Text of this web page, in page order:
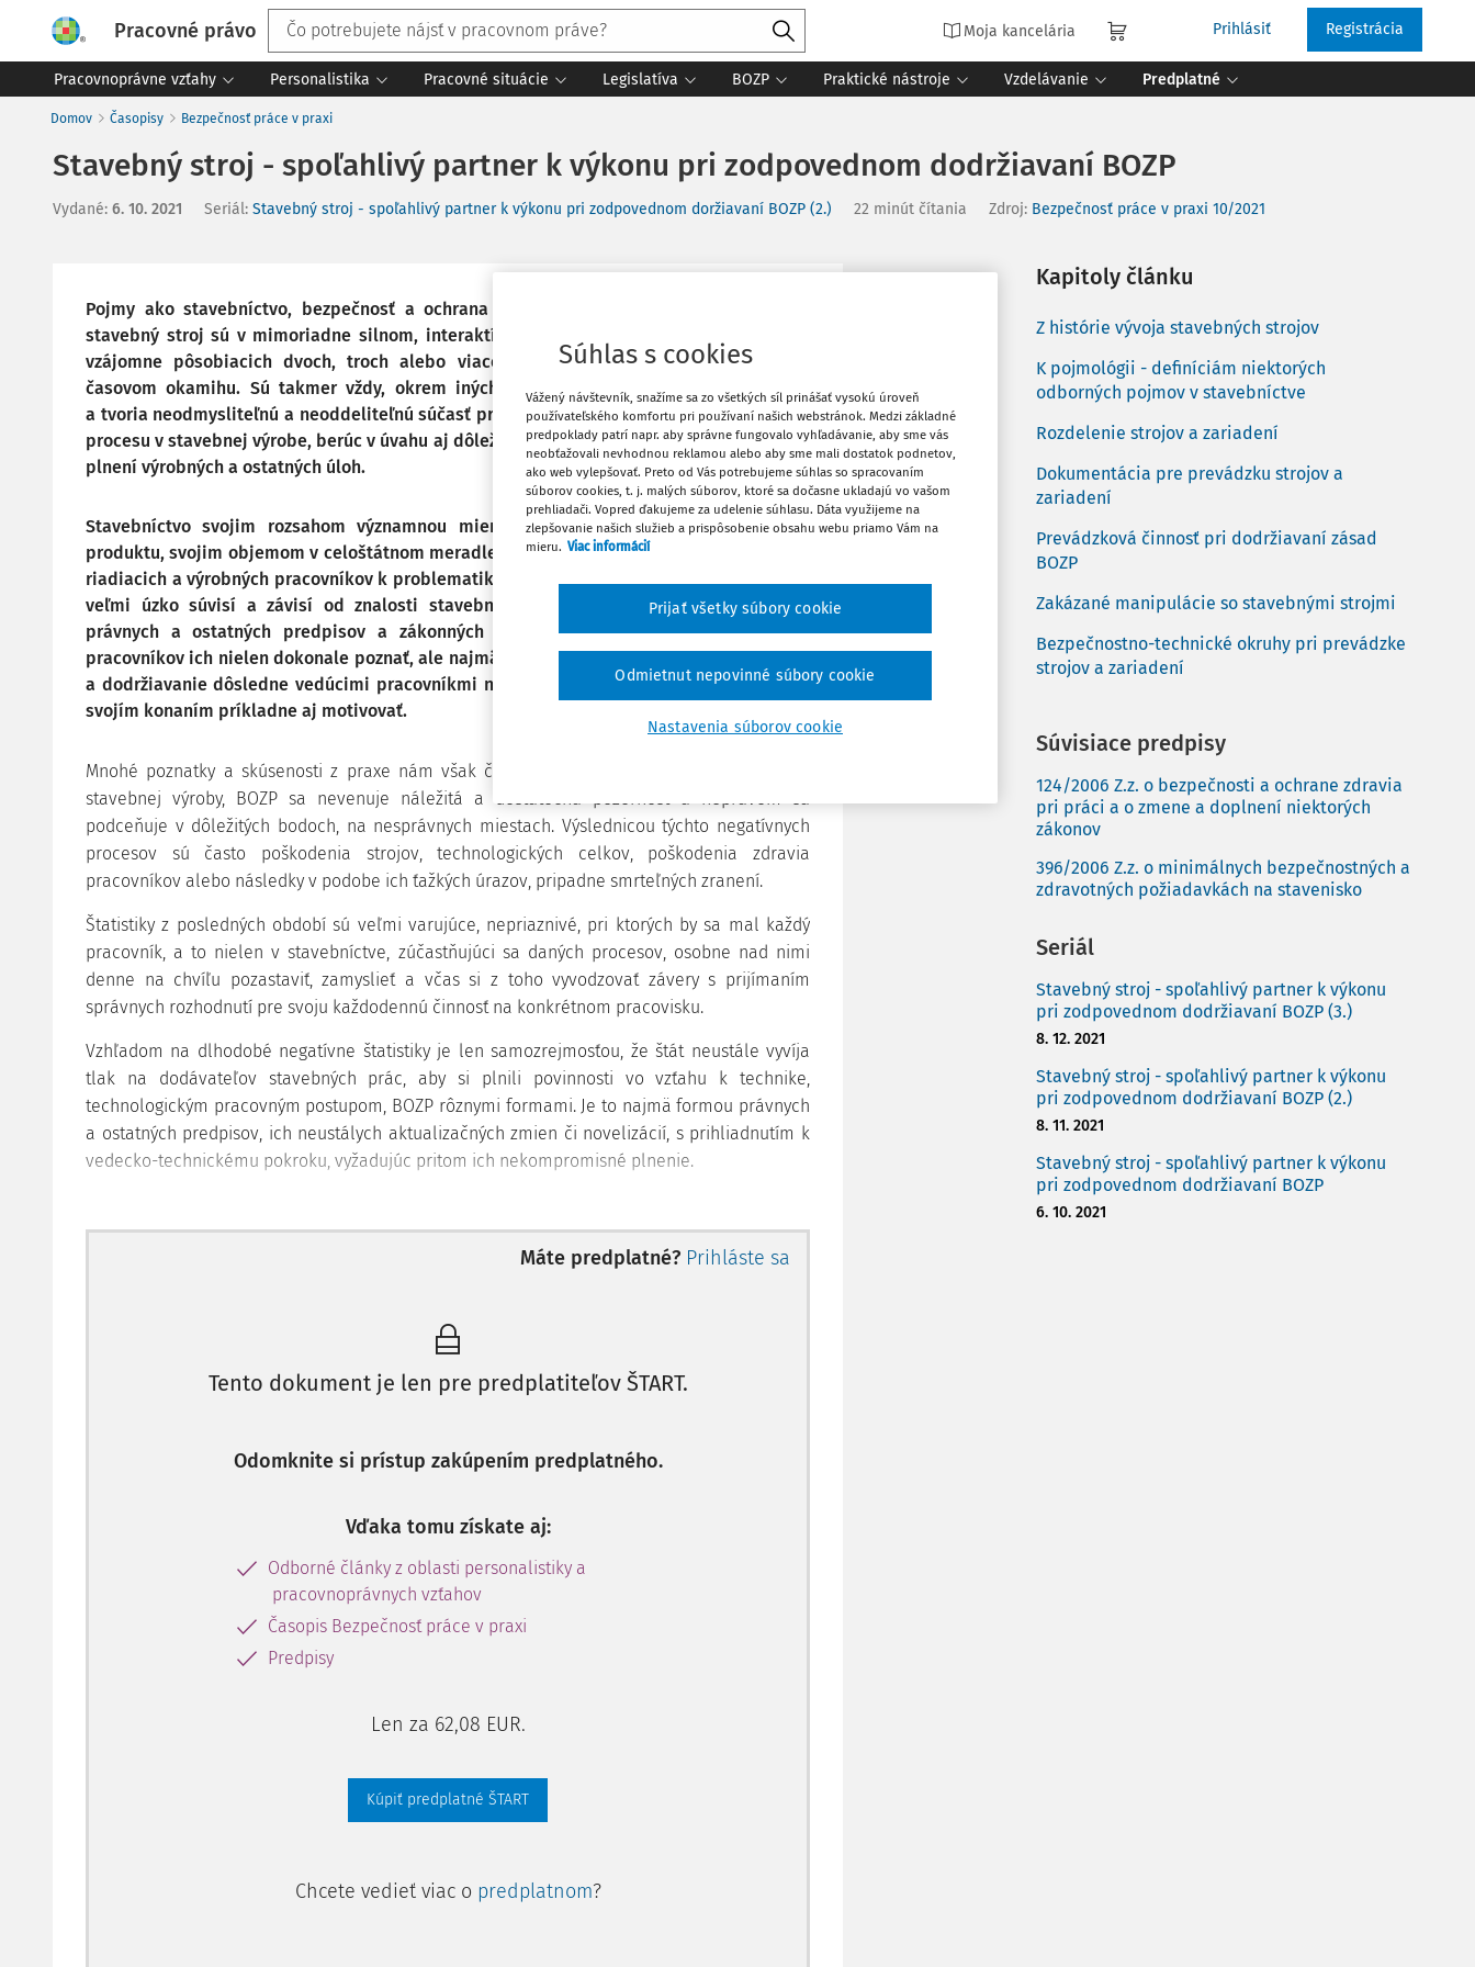
Pracovné právo Moja kancelária Prihlásiť Registrácia
Pracovnoprávne vzťahy Personalistika Pracovné situácie Legislatíva BOZP Praktické nástroje Vzdelávanie Predplatné
Domov Časopisy Bezpečnosť práce v praxi
Stavebný stroj - spoľahlivý partner k výkonu pri zodpovednom dodržiavaní BOZP
Vydané: 6. 10. 2021 Seriál: Stavebný stroj - spoľahlivý partner k výkonu pri zodpovednom doržiavaní BOZP (2.) 22 minút čítania Zdroj: Bezpečnosť práce v praxi 10/2021
Pojmy ako stavebníctvo, bezpečnosť a ochrana zdravia pri práci (ďalej len „BOZP“),
stavebný stroj sú v mimoriadne silnom, interaktívnom, blízkom vzťahu, teda interakcii
vzájomne pôsobiacich dvoch, troch alebo viacerých činiteľov v tom-ktorom danom
časovom okamihu. Sú takmer vždy, okrem iných, hlavnými činiteľmi v tomto odbore
a tvoria neodmysliteľnú a neoddeliteľnú súčasť prípravného, realizačného i finalizačného
procesu v stavebnej výrobe, berúc v úvahu aj dôležitosť riadiacej a kontrolnej činnosti pri
plnení výrobných a ostatných úloh.
Stavebníctvo svojim rozsahom významnou mierou prispieva k domácemu hrubému
produktu, svojim objemom v celoštátnom meradle v priemere okolo 8 %. Vzťah vedúcich,
riadiacich a výrobných pracovníkov k problematike ochrany zdravia či bezpečnosti práce
veľmi úzko súvisí a závisí od znalosti stavebnej problematiky, znalosti príslušných
právnych a ostatných predpisov a zákonných noriem. Vzťah súvisí najmä s vôľou
pracovníkov ich nielen dokonale poznať, ale najmä dodržiavať, v plnej miere rešpektovať
a dodržiavanie dôsledne vedúcimi pracovníkmi nielen kontrolovať, ale ich v tom smere
svojím konaním príkladne aj motivovať.
Mnohé poznatky a skúsenosti z praxe nám však často vravia o opaku, keď problematike
stavebnej výroby, BOZP sa nevenuje náležitá a dostatočná pozornosť a neprávom sa
podceňuje v dôležitých bodoch, na nesprávnych miestach. Výslednicou týchto negatívnych
procesov sú často poškodenia strojov, technologických celkov, poškodenia zdravia
pracovníkov alebo následky v podobe ich ťažkých úrazov, pripadne smrteľných zranení.
Štatistiky z posledných období sú veľmi varujúce, nepriaznivé, pri ktorých by sa mal každý
pracovník, a to nielen v stavebníctve, zúčastňujúci sa daných procesov, osobne nad nimi
denne na chvíľu pozastaviť, zamyslieť a včas si z toho vyvodzovať závery s prijímaním
správnych rozhodnutí pre svoju každodennú činnosť na konkrétnom pracovisku.
Vzhľadom na dlhodobé negatívne štatistiky je len samozrejmosťou, že štát neustále vyvíja
tlak na dodávateľov stavebných prác, aby si plnili povinnosti vo vzťahu k technike,
technologickým pracovným postupom, BOZP rôznymi formami. Je to najmä formou právnych
a ostatných predpisov, ich neustálych aktualizačných zmien či novelizácií, s prihliadnutím k
vedecko-technickému pokroku, vyžadujúc pritom ich nekompromisné plnenie.
kvality a vybavenosti strojov, k čomu prispieva nemalou mierou tiež aj nepriama ochrana
obslúh stavebných strojov a ďalších pracovníkov na pracovisku.
strojov, ktorí berú plne na vedomie a rešpektujú príslušné ochranné zariadenia, dokonale
poznajú ich funkcie, pokyny a poučenia výrobcu v tomto smere vrátane príslušných právnych
a ostatných predpisov.
obslúh stavebných strojov a ich spolupracovníkov, ktorej účinnosť nie je závislá na konaní
ochranné zariadenia strojov a zariadení, ktoré sú rôznymi formami viazané na funkcie a
bezpečný chod stroja alebo niektorého jeho technického zariadenia. Ochrana sa prejaví v
reáli tak, že pri pokuse obsluhy obísť bezpečnostné zariadenie či príslušnú ochranu, sa celé
zariadenie zaktivuje, príslušné pohyby stroja vypne, prípadne úplne zastaví činnosť stroja,
ktorá by mohla byť primárnou príčinou úrazového deja či hmotného poškodenia jeho častí,
prostriedkami, ktoré napr. zabránia prístupu končatiny do priestoru otáčavých častí stroja,
zariadenia zabráni preťaženiu stroja pred nadmerným stúpnutím tlaku v hydraulickom
obvode. Obdobne strata bezpečného ťažiska stroja či pád bremena s výložníkom tiež úzko
vlastnosti, schopnosti a odborné vedomosti obsluhy. Je logické, že to platí aj opačne.
Máte predplatné? Prihláste sa
Tento dokument je len pre predplatiteľov ŠTART.
Odomknite si prístup zakúpením predplatného.
Vďaka tomu získate aj:
Odborné články z oblasti personalistiky a
pracovnoprávnych vzťahov
Časopis Bezpečnosť práce v praxi
Predpisy
Len za 62,08 EUR.
Kúpiť predplatné ŠTART
Chcete vedieť viac o predplatnom?
Zdieľať
Poznámka
Kapitoly článku
Z histórie vývoja stavebných strojov
K pojmológii - definíciám niektorých
odborných pojmov v stavebníctve
Rozdelenie strojov a zariadení
Dokumentácia pre prevádzku strojov a
zariadení
Prevádzková činnosť pri dodržiavaní zásad
BOZP
Zakázané manipulácie so stavebnými strojmi
Bezpečnostno-technické okruhy pri prevádzke
strojov a zariadení
Súvisiace predpisy
124/2006 Z.z. o bezpečnosti a ochrane zdravia
pri práci a o zmene a doplnení niektorých
zákonov
396/2006 Z.z. o minimálnych bezpečnostných a
zdravotných požiadavkách na stavenisko
Seriál
Stavebný stroj - spoľahlivý partner k výkonu
pri zodpovednom dodržiavaní BOZP (3.)
8. 12. 2021
Stavebný stroj - spoľahlivý partner k výkonu
pri zodpovednom dodržiavaní BOZP (2.)
8. 11. 2021
Stavebný stroj - spoľahlivý partner k výkonu
pri zodpovednom dodržiavaní BOZP
6. 10. 2021
Súhlas s cookies
Vážený návštevník, snažíme sa zo všetkých síl prinášať vysokú úroveň
používateľského komfortu pri používaní našich webstránok. Medzi základné
predpoklady patrí napr. aby správne fungovalo vyhľadávanie, aby sme vás
neobťažovali nevhodnou reklamou alebo aby sme mali dostatok podnetov,
ako web vylepšovať. Preto od Vás potrebujeme súhlas so spracovaním
súborov cookies, t. j. malých súborov, ktoré sa dočasne ukladajú vo vašom
prehliadači. Vopred ďakujeme za udelenie súhlasu. Dáta využijeme na
zlepšovanie našich služieb a prispôsobenie obsahu webu priamo Vám na
mieru. Viac informácií
Nastavenia súborov cookie
Odmietnut nepovinné súbory cookie
Prijať všetky súbory cookie